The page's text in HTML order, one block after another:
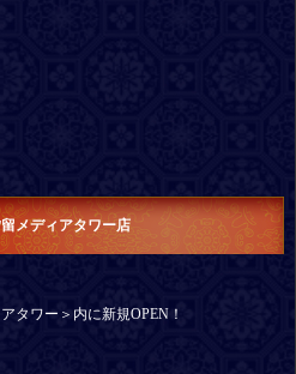
メディアタワー店
タワー＞内に新規OPEN！